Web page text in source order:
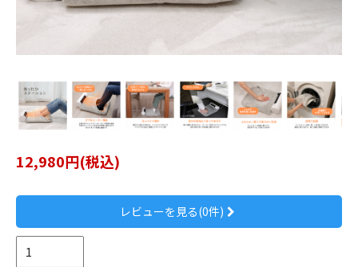
12,980円(税込)
レビューを見る(0件)